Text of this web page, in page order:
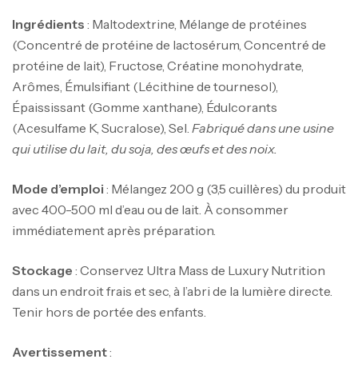
Ingrédients : Maltodextrine, Mélange de protéines
(Concentré de protéine de lactosérum, Concentré de
protéine de lait), Fructose, Créatine monohydrate,
Arômes, Émulsifiant (Lécithine de tournesol),
Épaississant (Gomme xanthane), Édulcorants
(Acesulfame K, Sucralose), Sel. Fabriqué dans une usine
qui utilise du lait, du soja, des œufs et des noix.
Mode d’emploi : Mélangez 200 g (3,5 cuillères) du produit
avec 400-500 ml d’eau ou de lait. À consommer
immédiatement après préparation.
Stockage : Conservez Ultra Mass de Luxury Nutrition
dans un endroit frais et sec, à l’abri de la lumière directe.
Tenir hors de portée des enfants.
Avertissement: